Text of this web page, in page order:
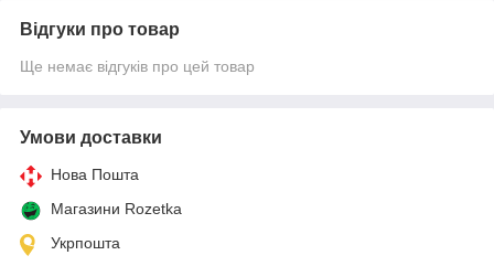
Відгуки про товар
Ще немає відгуків про цей товар
Умови доставки
Нова Пошта
Магазини Rozetka
Укрпошта